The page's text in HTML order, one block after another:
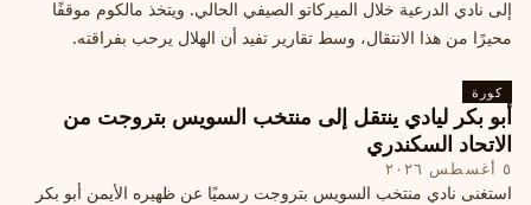
إلى نادي الدرعية خلال الميركاتو الصيفي الحالي. ويتخذ مالكوم موقفًا
محيرًا من هذا الانتقال، وسط تقارير تفيد أن الهلال يرحب بفراقته.
كورة
أبو بكر ليادي ينتقل إلى منتخب السويس بتروجت من
الاتحاد السكندري
٥ أغسطس ٢٠٢٦
استغنى نادي منتخب السويس بتروجت رسميًا عن ظهيره الأيمن أبو بكر